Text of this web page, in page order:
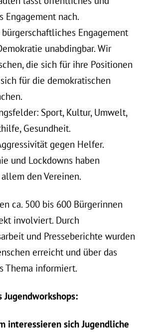
Engagement nach.
bürgerschaftliches Engagement
unabdingbar. Wir
die sich für ihre Positionen
für die demokratischen
Sport, Kultur, Umwelt,
Gesundheit.
gegen Helfer.
und Lockdowns haben
den Vereinen.
ca. 500 bis 600 Bürgerinnen
involviert. Durch
und Presseberichte wurden
erreicht und über das
Thema informiert.
Jugendworkshops:
interessieren sich Jugendliche